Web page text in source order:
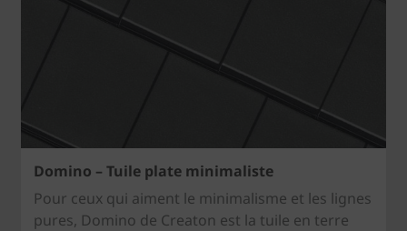
Domino – Tuile plate minimaliste
Pour ceux qui aiment le minimalisme et les lignes
pures, Domino de Creaton est la tuile en terre